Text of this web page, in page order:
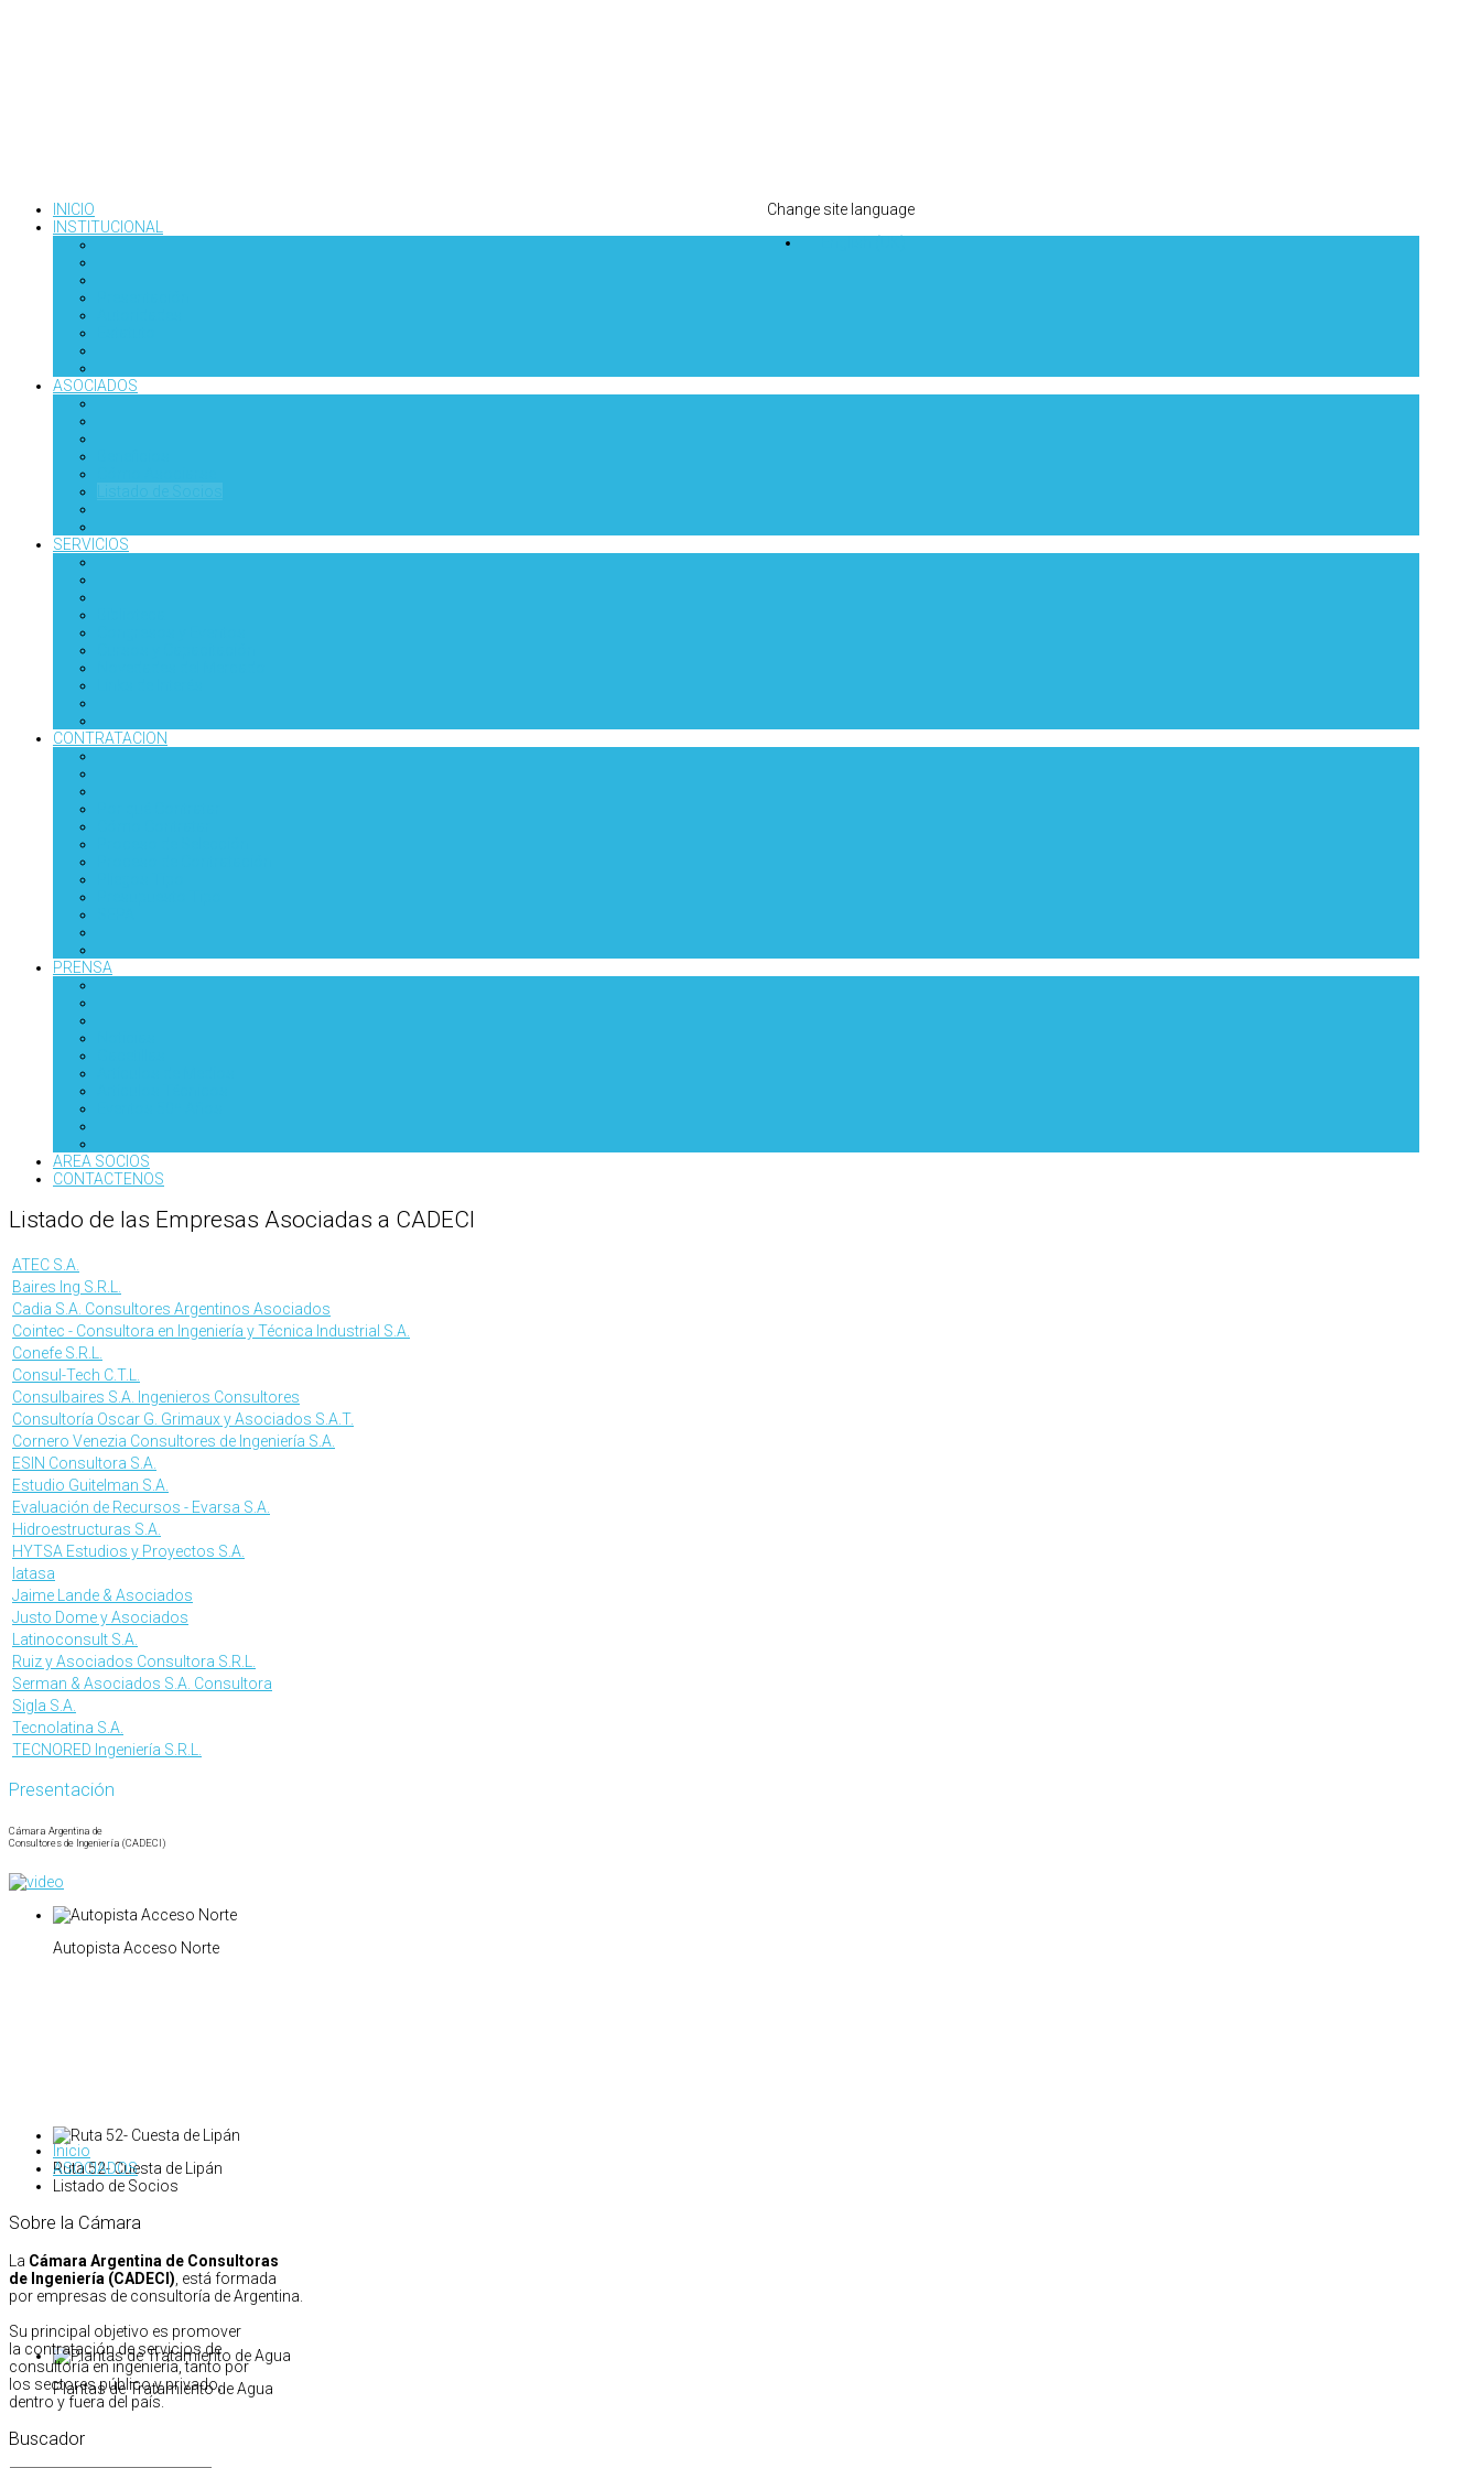
Change site language
INICIO
INSTITUCIONAL
ASOCIADOS
SERVICIOS
CONTRATACION
PRENSA
AREA SOCIOS
CONTACTENOS
Listado de las Empresas Asociadas a CADECI
ATEC S.A.
Baires Ing S.R.L.
Cadia S.A. Consultores Argentinos Asociados
Cointec - Consultora en Ingeniería y Técnica Industrial S.A.
Conefe S.R.L.
Consul-Tech C.T.L.
Consulbaires S.A. Ingenieros Consultores
Consultoría Oscar G. Grimaux y Asociados S.A.T.
Cornero Venezia Consultores de Ingeniería S.A.
ESIN Consultora S.A.
Estudio Guitelman S.A.
Evaluación de Recursos - Evarsa S.A.
Hidroestructuras S.A.
HYTSA Estudios y Proyectos S.A.
Iatasa
Jaime Lande & Asociados
Justo Dome y Asociados
Latinoconsult S.A.
Ruiz y Asociados Consultora S.R.L.
Serman & Asociados S.A. Consultora
Sigla S.A.
Tecnolatina S.A.
TECNORED Ingeniería S.R.L.
Presentación
Cámara Argentina de
Consultores de Ingeniería (CADECI)
Autopista Acceso Norte
Ruta 52- Cuesta de Lipán
Plantas de Tratamiento de Agua
Inicio
ASOCIADOS
Listado de Socios
Sobre la Cámara
La Cámara Argentina de Consultoras
de Ingeniería (CADECI) , está formada
por empresas de consultoría de Argentina.
Su principal objetivo es promover
la contratación de servicios de
consultoría en ingeniería, tanto por
los sectores público y privado,
dentro y fuera del país.
Buscador